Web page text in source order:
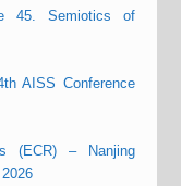
45. Semiotics of
AISS Conference
(ECR) – Nanjing